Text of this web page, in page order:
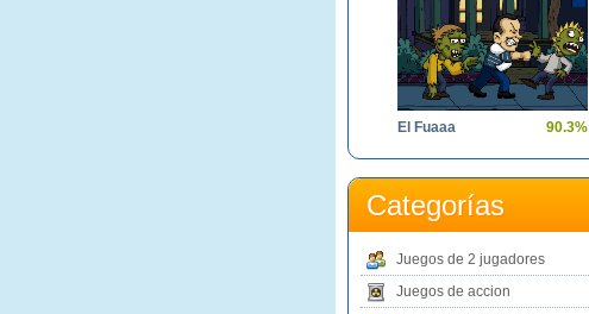
El Fuaaa 90.3%
Categorías
Juegos de 2 jugadores
Juegos de accion